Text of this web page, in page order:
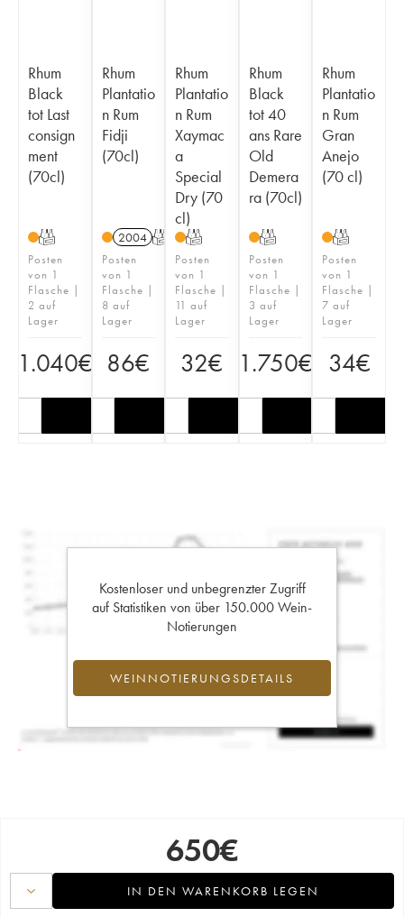
Rhum
Black
tot Last
consign
ment
(70cl)
T
Posten
von 1
Flasche |
2 auf
Lager
1.040€
Rhum
Plantatio
n Rum
Fidji
(70cl)
2004 T
Posten
von 1
Flasche |
8 auf
Lager
86€
Rhum
Plantatio
n Rum
Xaymac
a
Special
Dry (70
cl)
T
Posten
von 1
Flasche |
11 auf
Lager
32€
Rhum
Black
tot 40
ans Rare
Old
Demera
ra (70cl)
T
Posten
von 1
Flasche |
3 auf
Lager
1.750€
Rhum
Plantatio
n Rum
Gran
Anejo
(70 cl)
T
Posten
von 1
Flasche |
7 auf
Lager
34€
Kostenloser und unbegrenzter Zugriff
auf Statistiken von über 150.000 Wein-
Notierungen
WEINNOTIERUNGSDETAILS
650€
IN DEN WARENKORB LEGEN